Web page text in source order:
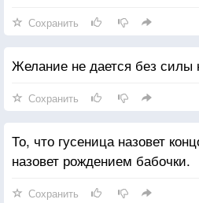
на все то, что заставляет нас
человеком мы чувствуем
Родная душа — это тот, кто
направление движения.
воздушным шарикам
вероятность того, что мы
нужного человека. Родная
благодаря кому вы начинаете
Сохранить
Желание не дается без силы
Сохранить
То, что гусеница назовет
назовет рождением бабочки.
Сохранить